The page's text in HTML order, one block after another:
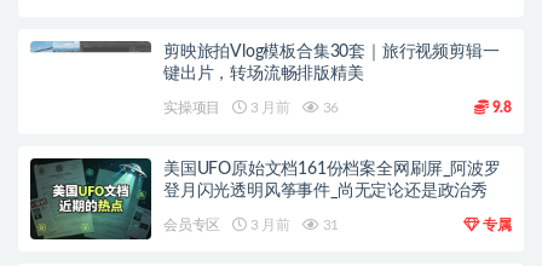
剪映旅拍Vlog模板合集30套｜旅行视频剪辑一
键出片，转场流畅排版精美
实操项目 3 月前 36 9.8
美国UFO原始文档161份档案全网刷屏_阿波罗
登月闪光透明风筝事件_尚无定论还是政治秀
会员专区 3 月前 31 专属